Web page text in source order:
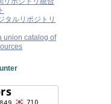
タルリポジトリ
union catalog of